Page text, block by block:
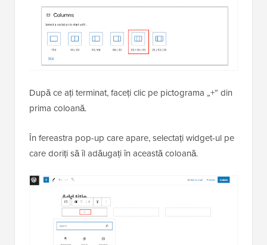
După ce ați terminat, faceți clic pe pictograma „+” din
prima coloană.
În fereastra pop-up care apare, selectați widget-ul pe
care doriți să îl adăugați în această coloană.